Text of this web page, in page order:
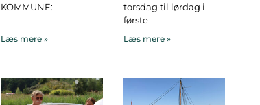
KOMMUNE:
Læs mere »
torsdag til lørdag i
første
Læs mere »